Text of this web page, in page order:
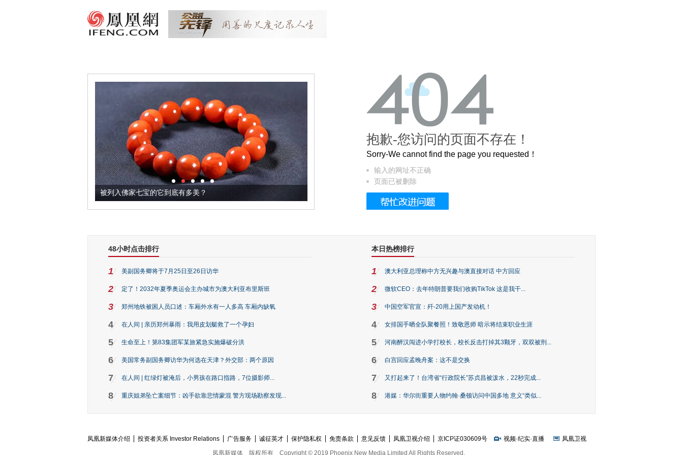
被列入佛家七宝的它到底有多美？ 这个3.2米的长卷，还原了600岁的紫禁城
抱歉-您访问的页面不存在！
Sorry-We cannot find the page you requested！
输入的网址不正确
页面已被删除
48小时点击排行
1 美副国务卿将于7月25日至26日访华
2 定了！2032年夏季奥运会主办城市为澳大利亚布里斯班
3 郑州地铁被困人员口述：车厢外水有一人多高 车厢内缺氧
4 在人间 | 亲历郑州暴雨：我用皮划艇救了一个孕妇
5 生命至上！第83集团军某旅紧急实施爆破分洪
6 美国常务副国务卿访华为何选在天津？外交部：两个原因
7 在人间 | 红绿灯被淹后，小男孩在路口指路，7位摄影师...
8 重庆姐弟坠亡案细节：凶手欲靠悲情蒙混 警方现场勘察发现...
本日热榜排行
1 澳大利亚总理称中方无兴趣与澳直接对话 中方回应
2 微软CEO：去年特朗普要我们收购TikTok 这是我干...
3 中国空军官宣：歼-20用上国产发动机！
4 女排国手晒全队聚餐照！致敬恩师 暗示将结束职业生涯
5 河南醉汉闯进小学打校长，校长反击打掉其3颗牙，双双被刑...
6 白宫回应孟晚舟案：这不是交换
7 又打起来了！台湾省“行政院长”苏贞昌被泼水，22秒完成...
8 港媒：华尔街重要人物约翰·桑顿访问中国多地 意义“类似...
凤凰新媒体介绍 投资者关系 Investor Relations 广告服务 诚征英才 保护隐私权 免责条款 意见反馈 凤凰卫视介绍 京ICP证030609号 视频·纪实·直播
凤凰卫视
凤凰新媒体
版权所有 Copyright © 2019 Phoenix New Media Limited All Rights Reserved.